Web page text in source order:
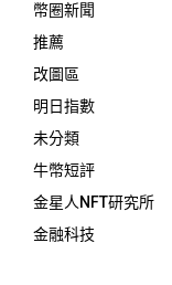
幣圈新聞
推薦
改圖區
明日指數
未分類
牛幣短評
金星人NFT研究所
金融科技